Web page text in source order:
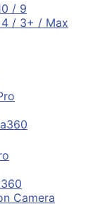
/ 9
/ 3+ / Max
Camera